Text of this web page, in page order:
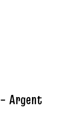
Argent